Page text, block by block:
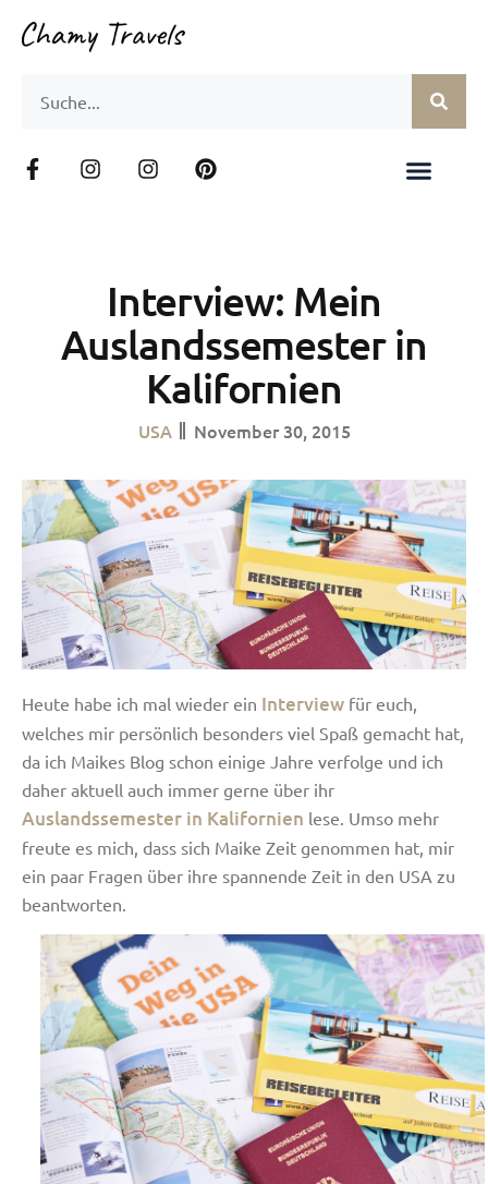
Interview: Mein
Auslandssemester in
Kalifornien
USA November 30, 2015
Heute habe ich mal wieder ein Interview für euch,
welches mir persönlich besonders viel Spaß gemacht hat,
da ich Maikes Blog schon einige Jahre verfolge und ich
daher aktuell auch immer gerne über ihr
Auslandssemester in Kalifornien lese. Umso mehr
freute es mich, dass sich Maike Zeit genommen hat, mir
ein paar Fragen über ihre spannende Zeit in den USA zu
beantworten.